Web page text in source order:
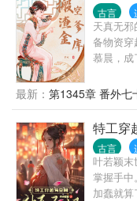
的脸庞，
声音。
古言
天真无
备物资穿
慕晨，成
气，不但
天地。
爷：“这
衣还没做
跟王妃说
太好吧！
嫉妒去
最新： 第1345章 番外七
特工穿
古言
叶若颖末
掌握手中
加蠢就